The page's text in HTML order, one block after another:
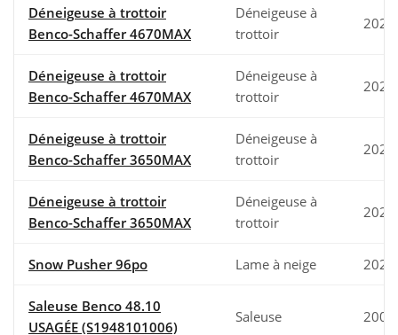
Déneigeuse à trottoir
Benco-Schaffer 4670MAX
Déneigeuse à
trottoir
2025
Déneigeuse à trottoir
Benco-Schaffer 4670MAX
Déneigeuse à
trottoir
2025
Déneigeuse à trottoir
Benco-Schaffer 3650MAX
Déneigeuse à
trottoir
2024
Déneigeuse à trottoir
Benco-Schaffer 3650MAX
Déneigeuse à
trottoir
2024
Snow Pusher 96po Lame à neige 2024
Saleuse Benco 48.10
USAGÉE (S1948101006)
Saleuse 2000